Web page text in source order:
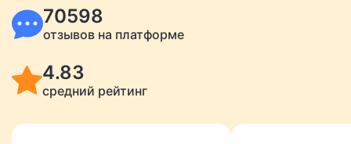
70598
отзывов на платформе
4.83
средний рейтинг